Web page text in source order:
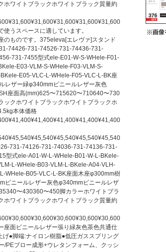
ホワイトブラックホワイトブラック質量約
うスペースに適しています。
ものです。375eleva[エレヴァ]スタンド
74426-731-74526-731-74436-731-
731-7455型式ele-E01-W-S-WHele-F01-
E03-VLM-S-WHele-F03-VLM-S-
E05-VLC-L-WHele-F05-VLC-L-BK座
レザー緑φ340mmビニールレザー灰色
座面高(mm)625〜715620〜710640〜730
ックホワイトブラックホワイトブラックホ
本体価格
731-74126-731-74036-731-74136-731-
型式ele-A01-W-L-WHele-B01-W-L-BKele-
L-WHele-B03-VLM-L-BKele-A04-VLH-
WHele-B05-VLC-L-BK座面木座φ300mm樹
ビニールレザー灰色φ340mmビニールレザ
〜430360〜450脚カラーホワイトブラ
ホワイトブラックホワイトブラック質量約
座面ビニールレザー張り緑灰色茶色共通仕
●脚端:ナイロン樹脂●低圧ガススプリング
/PEブロー成形+ウレタンフォーム、クッシ